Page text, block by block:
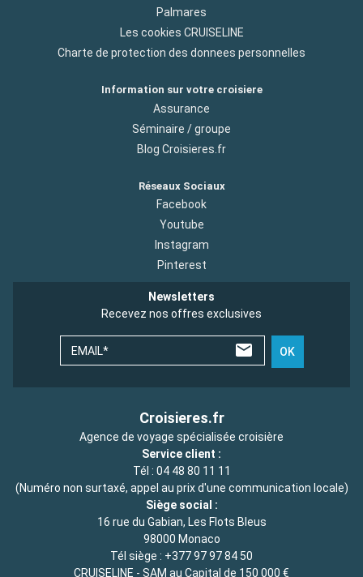
Palmares
Les cookies CRUISELINE
Charte de protection des donnees personnelles
Information sur votre croisiere
Assurance
Séminaire / groupe
Blog Croisieres.fr
Réseaux Sociaux
Facebook
Youtube
Instagram
Pinterest
Newsletters
Recevez nos offres exclusives
EMAIL* OK
Croisieres.fr
Agence de voyage spécialisée croisière
Service client :
Tél : 04 48 80 11 11
(Numéro non surtaxé, appel au prix d'une communication locale)
Siège social :
16 rue du Gabian, Les Flots Bleus
98000 Monaco
Tél siège : +377 97 97 84 50
CRUISELINE - SAM au Capital de 150 000 €